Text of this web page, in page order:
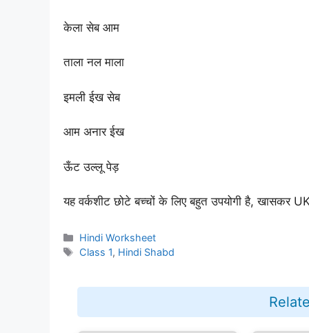
केला सेब आम
ताला नल माला
इमली ईख सेब
आम अनार ईख
ऊँट उल्लू पेड़
यह वर्कशीट छोटे बच्चों के लिए बहुत उपयोगी है, खासकर
Categories
Hindi Worksheet
Tags
Class 1, Hindi Shabd